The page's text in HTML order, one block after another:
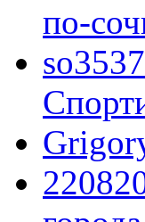
по-
so3537